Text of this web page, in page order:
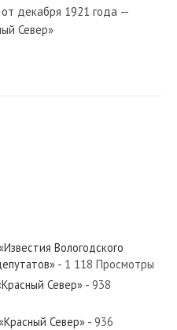
декабря 1921 года —
Север»
Север»
июля 1981 года —
Вологодского
- 1 118 Просмотры
Север» - 938
Север» - 936